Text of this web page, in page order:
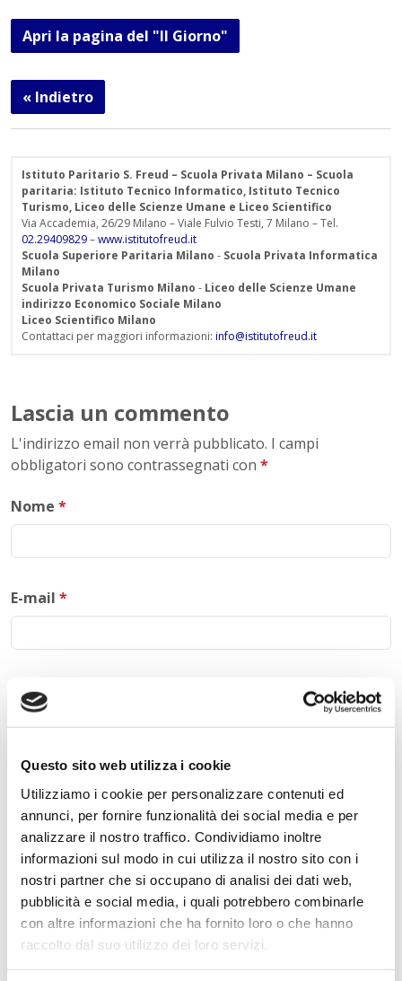
Questo sito web utilizza i cookie
Utilizziamo i cookie per personalizzare contenuti ed
annunci, per fornire funzionalità dei social media e per
analizzare il nostro traffico. Condividiamo inoltre
informazioni sul modo in cui utilizza il nostro sito con i
nostri partner che si occupano di analisi dei dati web,
pubblicità e social media, i quali potrebbero combinarle
con altre informazioni che ha fornito loro o che hanno
raccolto dal suo utilizzo dei loro servizi.
Apri la pagina del "Il Giorno"
« Indietro
Istituto Paritario S. Freud – Scuola Privata Milano – Scuola
paritaria: Istituto Tecnico Informatico, Istituto Tecnico
Turismo, Liceo delle Scienze Umane e Liceo Scientifico
Via Accademia, 26/29 Milano – Viale Fulvio Testi, 7 Milano – Tel.
02.29409829–www.istitutofreud.it
Scuola Superiore Paritaria Milano - Scuola Privata Informatica
Milano
Scuola Privata Turismo Milano - Liceo delle Scienze Umane
indirizzo Economico Sociale Milano
Liceo Scientifico Milano
Contattaci per maggiori informazioni: info@istitutofreud.it
Lascia un commento
L'indirizzo email non verrà pubblicato. I campi
obbligatori sono contrassegnati con *
Nome *
E-mail *
Commento
Acconsento al trattamento deidati personali